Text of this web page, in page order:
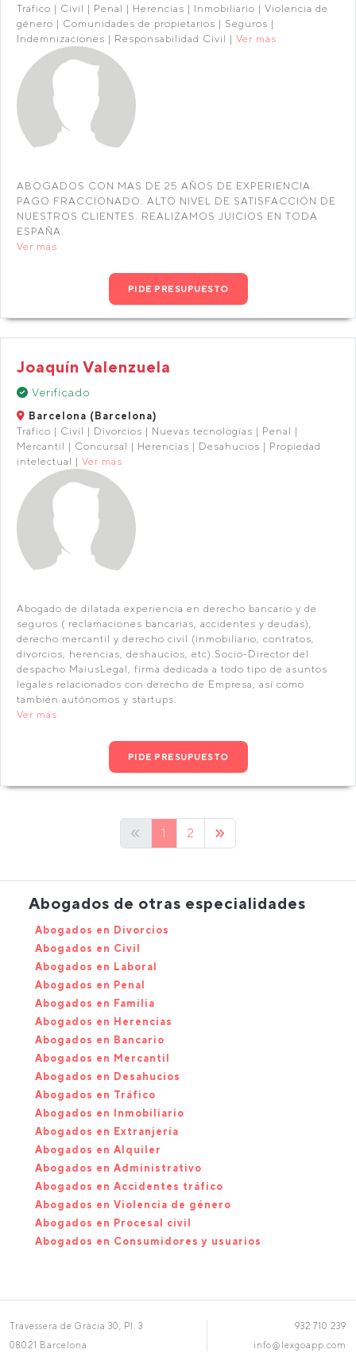
Tráfico | Civil | Penal | Herencias | Inmobiliario | Violencia de
género | Comunidades de propietarios | Seguros |
Indemnizaciones | Responsabilidad Civil | Ver más
ABOGADOS CON MAS DE 25 AÑOS DE EXPERIENCIA.
PAGO FRACCIONADO. ALTO NIVEL DE SATISFACCIÓN DE
NUESTROS CLIENTES. REALIZAMOS JUICIOS EN TODA
ESPAÑA.
Ver más
PIDE PRESUPUESTO
Joaquín Valenzuela
Verificado
Barcelona (Barcelona)
Tráfico | Civil | Divorcios | Nuevas tecnologías | Penal |
Mercantil | Concursal | Herencias | Desahucios | Propiedad
intelectual | Ver más
Abogado de dilatada experiencia en derecho bancario y de
seguros ( reclamaciones bancarias, accidentes y deudas),
derecho mercantil y derecho civil (inmobiliario, contratos,
divorcios, herencias, deshaucios, etc).Socio-Director del
despacho MaiusLegal, firma dedicada a todo tipo de asuntos
legales relacionados con derecho de Empresa, así como
también autónomos y startups.
Ver más
PIDE PRESUPUESTO
1 2
Abogados de otras especialidades
Abogados en Divorcios
Abogados en Civil
Abogados en Laboral
Abogados en Penal
Abogados en Familia
Abogados en Herencias
Abogados en Bancario
Abogados en Mercantil
Abogados en Desahucios
Abogados en Tráfico
Abogados en Inmobiliario
Abogados en Extranjería
Abogados en Alquiler
Abogados en Administrativo
Abogados en Accidentes tráfico
Abogados en Violencia de género
Abogados en Procesal civil
Abogados en Consumidores y usuarios
Travessera de Gràcia 30, Pl. 3
08021 Barcelona
932 710 239
info@lexgoapp.com